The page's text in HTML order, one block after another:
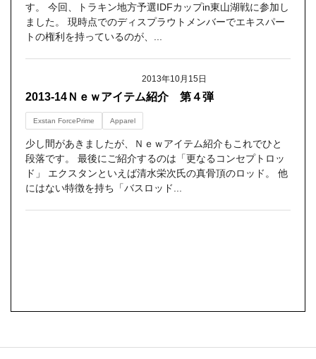
す。 今回、トラキン地方予選IDFカップin東山湖戦に参加し
ました。 現時点でのディスプラウトメンバーでエキスパー
トの権利を持っているのが、...
2013年10月15日
2013-14Ｎｅｗアイテム紹介 第４弾
Exstan ForcePrime Apparel
少し間があきましたが、Ｎｅｗアイテム紹介もこれでひと
段落です。 最後にご紹介するのは「更なるコンセプトロッ
ド」 エクスタンといえば清水栄次氏の真骨頂のロッド。 他
にはない特徴を持ち「バスロッド...